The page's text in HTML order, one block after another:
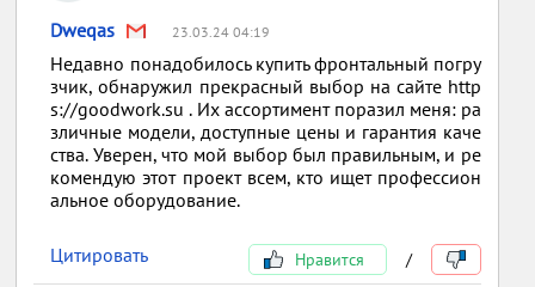
Dweqas 23.03.24 04:19
Недавно понадобилось купить фронтальный погру
зчик, обнаружил прекрасный выбор на сайте http
s://goodwork.su . Их ассортимент поразил меня: ра
зличные модели, доступные цены и гарантия каче
ства. Уверен, что мой выбор был правильным, и ре
комендую этот проект всем, кто ищет профессион
альное оборудование.
Цитировать Нравится /